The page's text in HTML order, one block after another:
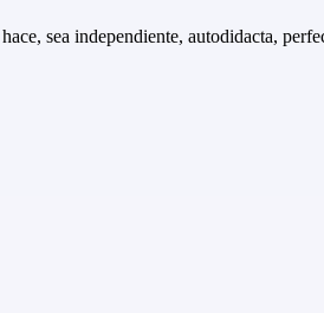
sea independiente, autodidacta,